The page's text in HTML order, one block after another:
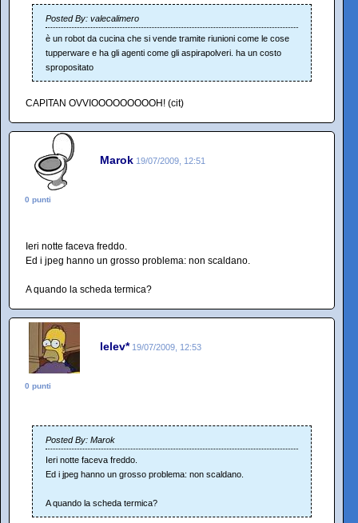
Posted By: valecalimero
è un robot da cucina che si vende tramite riunioni come le cose
tupperware e ha gli agenti come gli aspirapolveri. ha un costo
spropositato
CAPITAN OVVIOOOOOOOOOH! (cit)
Marok 19/07/2009, 12:51
0 punti
Ieri notte faceva freddo.
Ed i jpeg hanno un grosso problema: non scaldano.
A quando la scheda termica?
lelev* 19/07/2009, 12:53
0 punti
Posted By: Marok
Ieri notte faceva freddo.
Ed i jpeg hanno un grosso problema: non scaldano.
A quando la scheda termica?